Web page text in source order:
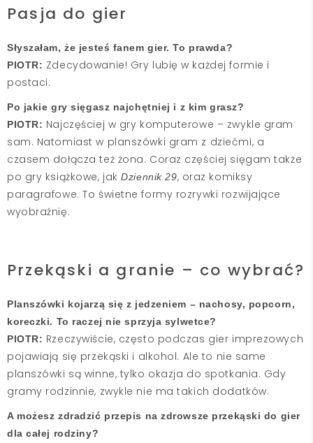
Pasja do gier
Słyszałam, że jesteś fanem gier. To prawda?
PIOTR: Zdecydowanie! Gry lubię w każdej formie i
postaci.
Po jakie gry sięgasz najchętniej i z kim grasz?
PIOTR: Najczęściej w gry komputerowe – zwykle gram
sam. Natomiast w planszówki gram z dziećmi, a
czasem dołącza też żona. Coraz częściej sięgam także
po gry książkowe, jakDziennik 29, oraz komiksy
paragrafowe. To świetne formy rozrywki rozwijające
wyobraźnię.
Przekąski a granie – co wybrać?
Planszówki kojarzą się z jedzeniem – nachosy, popcorn,
koreczki. To raczej nie sprzyja sylwetce?
PIOTR: Rzeczywiście, często podczas gier imprezowych
pojawiają się przekąski i alkohol. Ale to nie same
planszówki są winne, tylko okazja do spotkania. Gdy
gramy rodzinnie, zwykle nie ma takich dodatków.
A możesz zdradzić przepis na zdrowsze przekąski do gier
dla całej rodziny?